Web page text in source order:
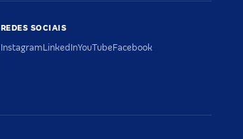
REDES SOCIAIS
InstagramLinkedInYouTubeFacebook